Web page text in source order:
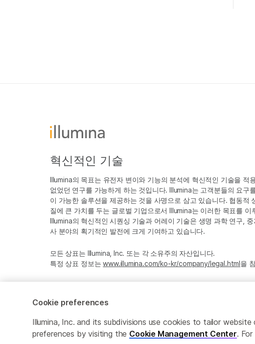
혁신적인 기술
Illumina의 목표는 유전자 변이와 기능의 분석에 혁신적인 기술을 적
없었던 연구를 가능하게 하는 것입니다. Illumina는 고객분들의 요구
이 가능한 솔루션을 제공하는 것을 사명으로 삼고 있습니다. 협동적
질에 큰 가치를 두는 글로벌 기업으로서 Illumina는 이러한 목표를
Illumina의 혁신적인 시퀀싱 기술과 어레이 기술은 생명 과학 연구,
사 분야의 획기적인 발전에 크게 기여하고 있습니다.
모든 상표는 Illumina, Inc. 또는 각 소유주의 자산입니다.
특정 상표 정보는www.illumina.com/ko-kr/company/legal.html을
Cookie preferences
Illumina, Inc. and its subdivisions use cookies to tailor
preferences by visiting the Cookie Management Center.